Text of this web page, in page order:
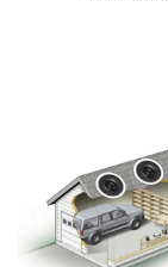
lại không